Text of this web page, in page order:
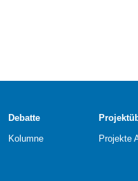
Debatte
Kolumne
Projekte